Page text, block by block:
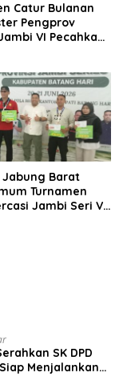
Catur Bulanan
Pengprov
VI Pecahkan
Jabung Barat
Turnamen
Jambi Seri V
SK DPD
Menjalankan